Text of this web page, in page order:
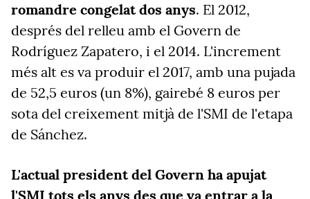
romandre congelat dos anys. El 2012,
després del relleu amb el Govern de
Rodríguez Zapatero, i el 2014. L'increment
més alt es va produir el 2017, amb una pujada
de 52,5 euros (un 8%), gairebé 8 euros per
sota del creixement mitjà de l'SMI de l'etapa
de Sánchez.
L'actual president del Govern ha apujat
l'SMI tots els anys des que va entrar a la